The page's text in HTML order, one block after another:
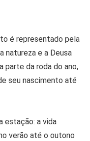
é representado pela
natureza e a Deusa
parte da roda do ano,
seu nascimento até
estação: a vida
verão até o outono